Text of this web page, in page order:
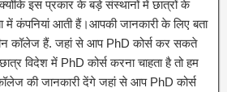
क्योंकि इस प्रकार के बड़े संस्थानों में छात्रों के
कंपनियां आती हैं।आपकी जानकारी के लिए बता
कॉलेज हैं. जहां से आप PhD कोर्स कर सकते
विदेश में PhD कोर्स करना चाहता है तो हम
की जानकारी देंगे जहां से आप PhD कोर्स